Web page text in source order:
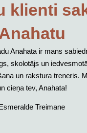
klienti
Anahata ir mans
skolotājs un
un rakstura treneris.
cieņa tev, Anahata!
Treimane